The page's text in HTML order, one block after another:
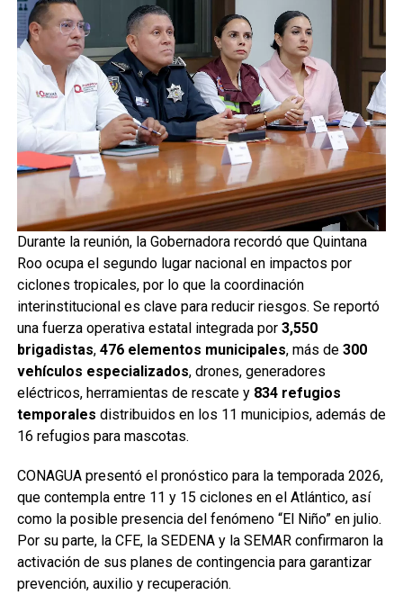
Durante la reunión, la Gobernadora recordó que Quintana
Roo ocupa el segundo lugar nacional en impactos por
ciclones tropicales, por lo que la coordinación
interinstitucional es clave para reducir riesgos. Se reportó
una fuerza operativa estatal integrada por 3,550
brigadistas, 476 elementos municipales, más de 300
vehículos especializados, drones, generadores
eléctricos, herramientas de rescate y 834 refugios
temporales distribuidos en los 11 municipios, además de
16 refugios para mascotas.
CONAGUA presentó el pronóstico para la temporada 2026,
que contempla entre 11 y 15 ciclones en el Atlántico, así
como la posible presencia del fenómeno “El Niño” en julio.
Por su parte, la CFE, la SEDENA y la SEMAR confirmaron la
activación de sus planes de contingencia para garantizar
prevención, auxilio y recuperación.